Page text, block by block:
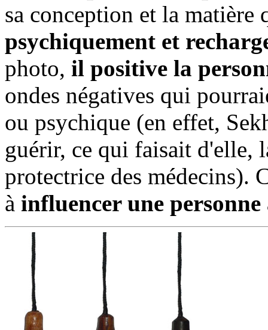
sa conception et la matière
psychiquement et
photo, il positive la
ondes négatives qui
ou psychique (en effet,
guérir, ce qui faisait d'elle,
protectrice des médecins).
à influencer une personne